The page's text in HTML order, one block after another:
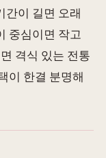
간이 길면 오래
중심이면 작고
격식 있는 전통
이 한결 분명해